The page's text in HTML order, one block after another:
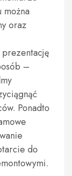
oraz
prezentację
–
Ponadto
do